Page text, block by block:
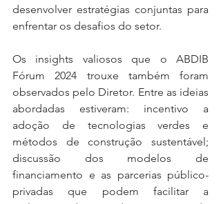
desenvolver estratégias conjuntas para
enfrentar os desafios do setor.
Os insights valiosos que o ABDIB
Fórum 2024 trouxe também foram
observados pelo Diretor. Entre as ideias
abordadas estiveram: incentivo a
adoção de tecnologias verdes e
métodos de construção sustentável;
discussão dos modelos de
financiamento e as parcerias público-
privadas que podem facilitar a